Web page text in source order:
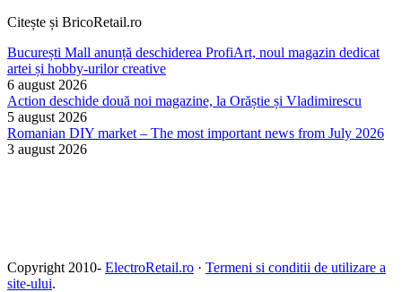
Citește și BricoRetail.ro
București Mall anunță deschiderea ProfiArt, noul magazin dedicat
artei și hobby-urilor creative
6 august 2026
Action deschide două noi magazine, la Orăștie și Vladimirescu
5 august 2026
Romanian DIY market – The most important news from July 2026
3 august 2026
Copyright 2010- ElectroRetail.ro · Termeni si conditii de utilizare a
site-ului.